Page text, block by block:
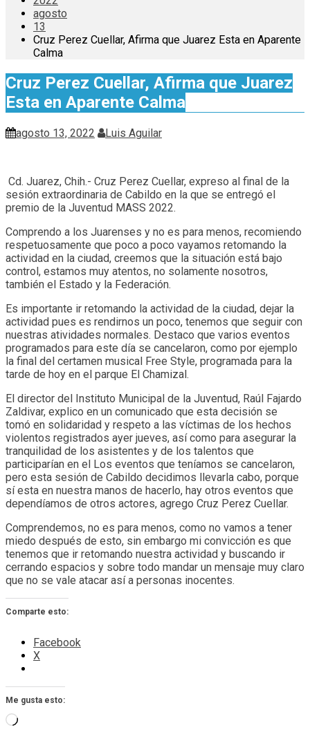
agosto
13
Cruz Perez Cuellar, Afirma que Juarez Esta en Aparente
Calma
Cruz Perez Cuellar, Afirma que Juarez
Esta en Aparente Calma
agosto 13, 2022 Luis Aguilar
Cd. Juarez, Chih.- Cruz Perez Cuellar, expreso al final de la
sesión extraordinaria de Cabildo en la que se entregó el
premio de la Juventud MASS 2022.
Comprendo a los Juarenses y no es para menos, recomiendo
respetuosamente que poco a poco vayamos retomando la
actividad en la ciudad, creemos que la situación está bajo
control, estamos muy atentos, no solamente nosotros,
también el Estado y la Federación.
Es importante ir retomando la actividad de la ciudad, dejar la
actividad pues es rendirnos un poco, tenemos que seguir con
nuestras atividades normales. Destaco que varios eventos
programados para este día se cancelaron, como por ejemplo
la final del certamen musical Free Style, programada para la
tarde de hoy en el parque El Chamizal.
El director del Instituto Municipal de la Juventud, Raúl Fajardo
Zaldivar, explico en un comunicado que esta decisión se
tomó en solidaridad y respeto a las víctimas de los hechos
violentos registrados ayer jueves, así como para asegurar la
tranquilidad de los asistentes y de los talentos que
participarían en el Los eventos que teníamos se cancelaron,
pero esta sesión de Cabildo decidimos llevarla cabo, porque
sí esta en nuestra manos de hacerlo, hay otros eventos que
dependíamos de otros actores, agrego Cruz Perez Cuellar.
Comprendemos, no es para menos, como no vamos a tener
miedo después de esto, sin embargo mi convicción es que
tenemos que ir retomando nuestra actividad y buscando ir
cerrando espacios y sobre todo mandar un mensaje muy claro
que no se vale atacar así a personas inocentes.
Comparte esto:
Facebook
X
Me gusta esto:
Cargando...